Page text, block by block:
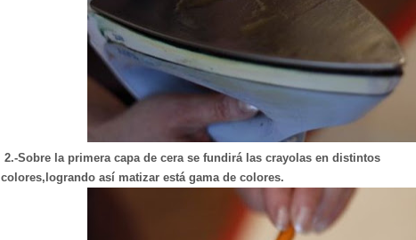
2.-Sobre la primera capa de cera se fundirá las crayolas en distintos
colores,logrando así matizar está gama de colores.